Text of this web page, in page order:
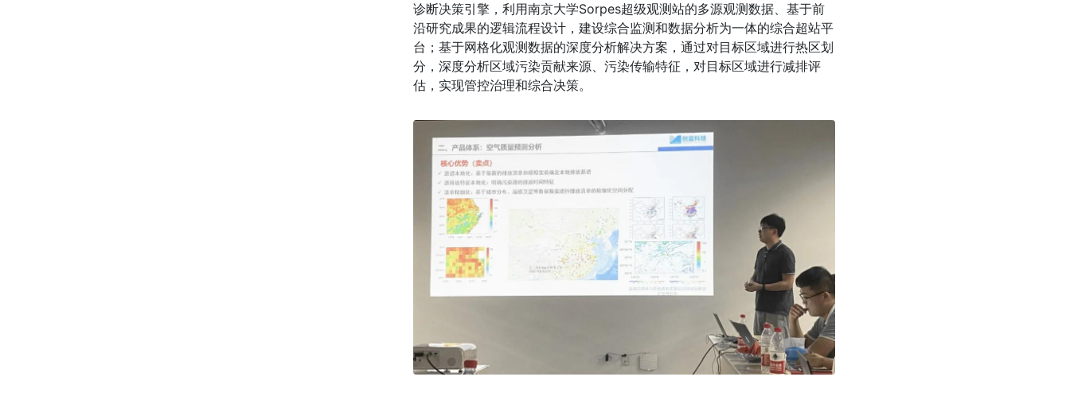
诊断决策引擎，利用南京大学Sorpes超级观测站的多源观测数据、基于前
沿研究成果的逻辑流程设计，建设综合监测和数据分析为一体的综合超站平
台；基于网格化观测数据的深度分析解决方案，通过对目标区域进行热区划
分，深度分析区域污染贡献来源、污染传输特征，对目标区域进行减排评
估，实现管控治理和综合决策。